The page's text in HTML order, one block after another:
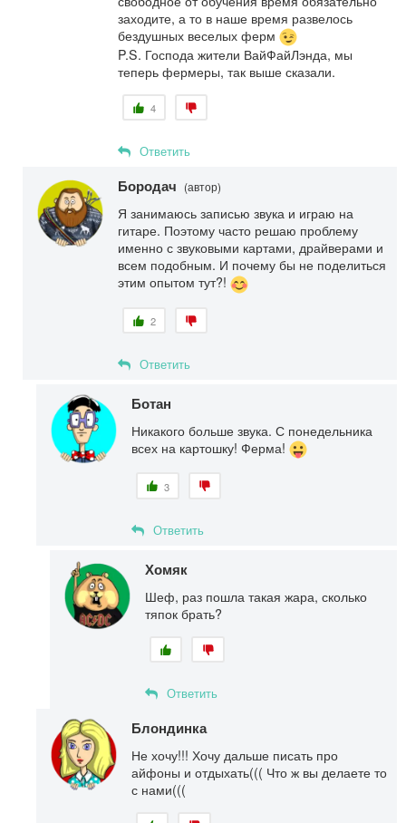
заходите, а то в наше время развелось
бездушных веселых ферм
P.S. Господа жители ВайФайЛэнда, мы
теперь фермеры, так выше сказали.
4
Ответить
Бородач (автор)
Я занимаюсь записью звука и играю на
гитаре. Поэтому часто решаю проблему
именно с звуковыми картами, драйверами и
всем подобным. И почему бы не поделиться
этим опытом тут?!
2
Ответить
Ботан
Никакого больше звука. С понедельника
всех на картошку! Ферма!
3
Ответить
Хомяк
Шеф, раз пошла такая жара, сколько
тяпок брать?
Ответить
Блондинка
Не хочу!!! Хочу дальше писать про
айфоны и отдыхать((( Что ж вы делаете то
с нами(((